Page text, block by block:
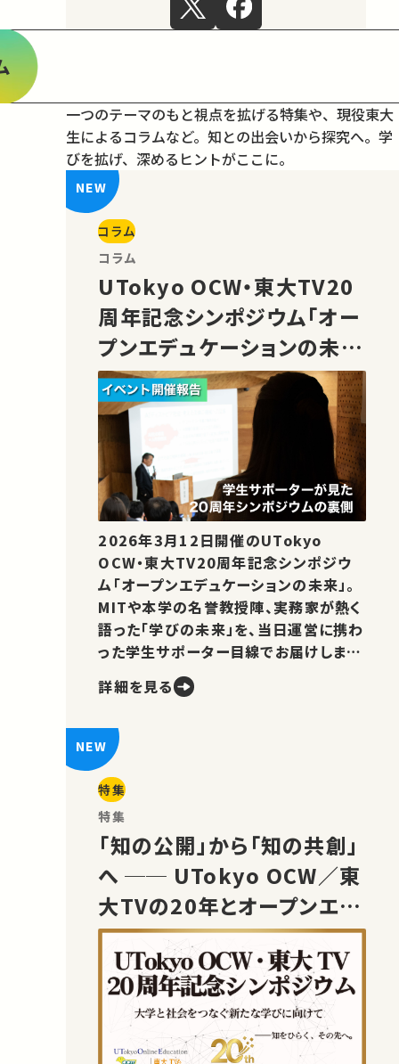
一つのテーマのもと視点を拡げる特集や、現役東大
生によるコラムなど。 知との出会いから探究へ。学
びを拡げ、深めるヒントがここに。
コラム
コラム
UTokyo OCW・東大TV20
周年記念シンポジウム「オー
プンエデュケーションの未
来」の様子をご紹介！
2026年3月12日開催のUTokyo
OCW・東大TV20周年記念シンポジウ
ム「オープンエデュケーションの未来」。
MITや本学の名誉教授陣、実務家が熱く
語った「学びの未来」を、当日運営に携わ
った学生サポーター目線でお届けしま
詳細を見る
特集
特集
「知の公開」から「知の共創」
へ ── UTokyo OCW／東
大TVの20年とオープンエデ
ュケーションの未来